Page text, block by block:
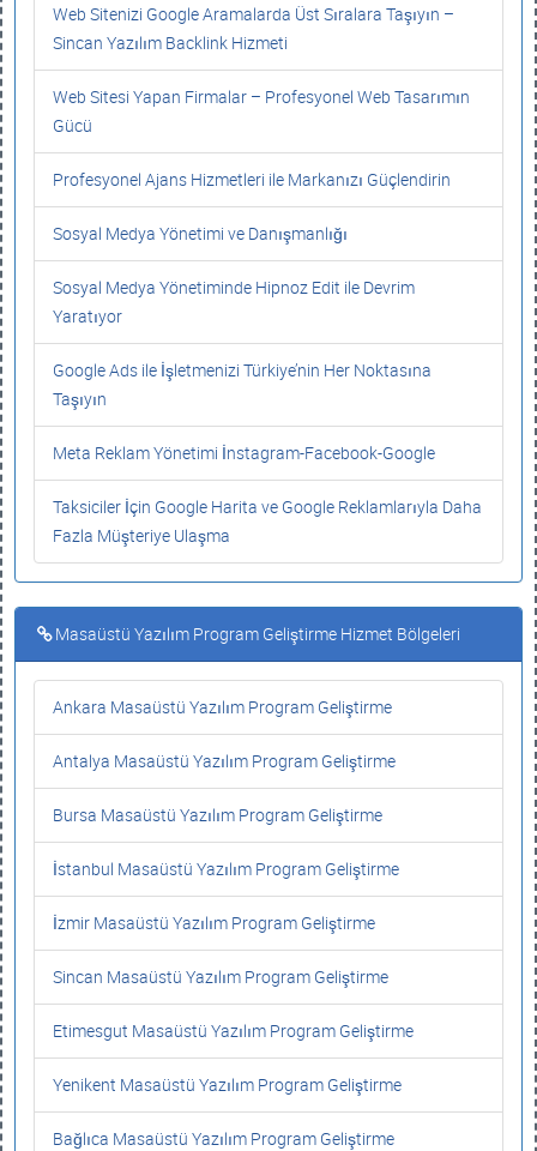
Web Sitenizi Google Aramalarda Üst Sıralara Taşıyın –
Sincan Yazılım Backlink Hizmeti
Web Sitesi Yapan Firmalar – Profesyonel Web Tasarımın
Gücü
Profesyonel Ajans Hizmetleri ile Markanızı Güçlendirin
Sosyal Medya Yönetimi ve Danışmanlığı
Sosyal Medya Yönetiminde Hipnoz Edit ile Devrim
Yaratıyor
Google Ads ile İşletmenizi Türkiye’nin Her Noktasına
Taşıyın
Meta Reklam Yönetimi İnstagram-Facebook-Google
Taksiciler İçin Google Harita ve Google Reklamlarıyla Daha
Fazla Müşteriye Ulaşma
Masaüstü Yazılım Program Geliştirme Hizmet Bölgeleri
Ankara Masaüstü Yazılım Program Geliştirme
Antalya Masaüstü Yazılım Program Geliştirme
Bursa Masaüstü Yazılım Program Geliştirme
İstanbul Masaüstü Yazılım Program Geliştirme
İzmir Masaüstü Yazılım Program Geliştirme
Sincan Masaüstü Yazılım Program Geliştirme
Etimesgut Masaüstü Yazılım Program Geliştirme
Yenikent Masaüstü Yazılım Program Geliştirme
Bağlıca Masaüstü Yazılım Program Geliştirme